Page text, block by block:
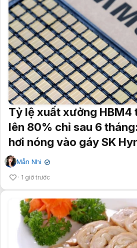
Tỷ lệ xuất xưởng HBM4
lên 80% chỉ sau 6
hơi nóng vào gáy SK
Mẫn Nhi ✔
1 giờ trước